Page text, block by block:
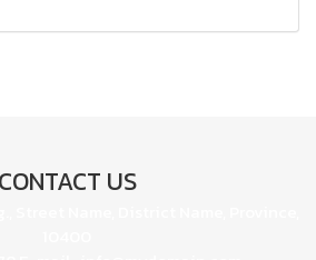
CONTACT US